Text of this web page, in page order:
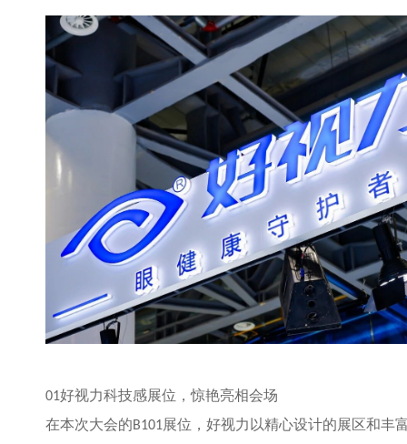
01好视力科技感展位，惊艳亮相会场
在本次大会的B101展位，好视力以精心设计的展区和丰